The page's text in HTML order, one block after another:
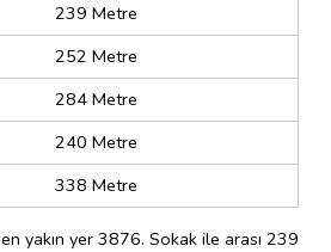
239 Metre
252 Metre
284 Metre
240 Metre
338 Metre
en yakın yer 3876. Sokak ile arası 239